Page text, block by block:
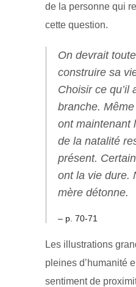
de la personne qui
cette question.
On devrait
construire sa
Choisir ce qu’il
branche.
ont maintenant
de la natalité
présent.
ont la vie dure.
mère détonne.
– p. 70-71
Les illustrations
pleines d’humanité
sentiment de